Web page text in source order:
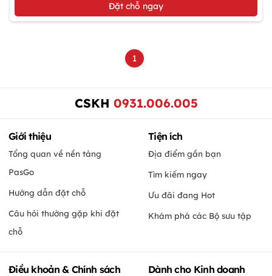
Đặt chỗ ngay
1
CSKH 0931.006.005
Giới thiệu
Tổng quan về nền tảng
PasGo
Hướng dẫn đặt chỗ
Câu hỏi thường gặp khi đặt
chỗ
Tiện ích
Địa điểm gần bạn
Tìm kiếm ngay
Ưu đãi đang Hot
Khám phá các Bộ sưu tập
Điều khoản & Chính sách Dành cho Kinh doanh